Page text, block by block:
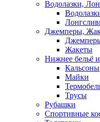
Водолазки,
Джемперы,
Жакеты
Нижнее бельё
Кальсоны
Майки
Трусы
Рубашки
Спортивные